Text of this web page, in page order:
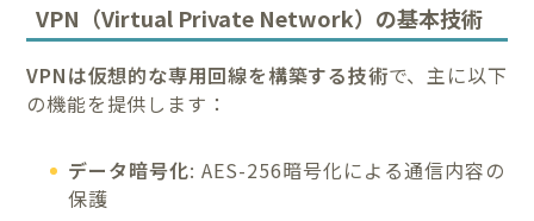
VPN（Virtual Private Network）の基本技術
VPNは仮想的な専用回線を構築する技術で、主に以下
の機能を提供します：
データ暗号化: AES-256暗号化による通信内容の
保護